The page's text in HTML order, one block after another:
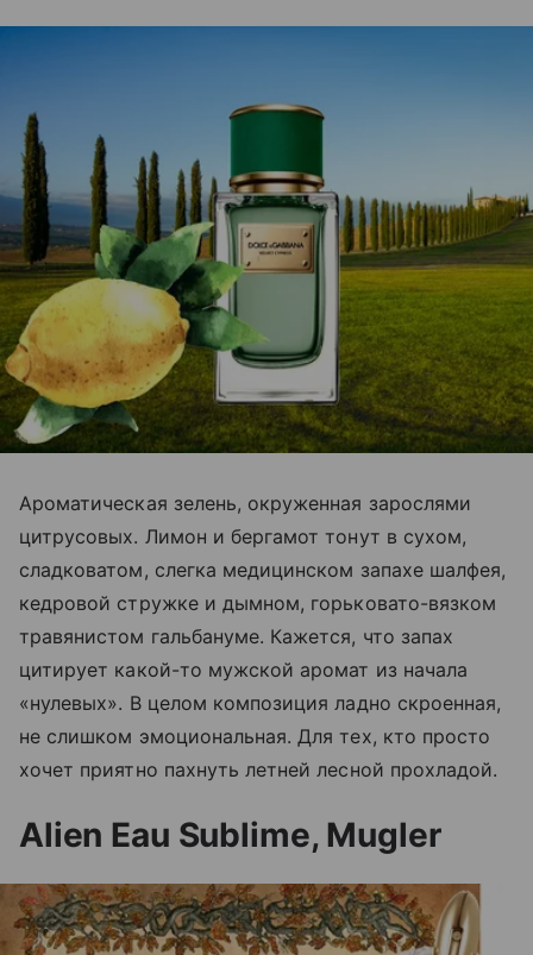
Ароматическая зелень, окруженная зарослями
цитрусовых. Лимон и бергамот тонут в сухом,
сладковатом, слегка медицинском запахе шалфея,
кедровой стружке и дымном, горьковато-вязком
травянистом гальбануме. Кажется, что запах
цитирует какой-то мужской аромат из начала
«нулевых». В целом композиция ладно скроенная,
не слишком эмоциональная. Для тех, кто просто
хочет приятно пахнуть летней лесной прохладой.
Alien Eau Sublime, Mugler